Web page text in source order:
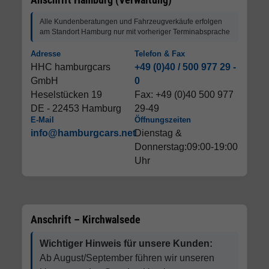
Alle Kundenberatungen und Fahrzeugverkäufe erfolgen
am Standort Hamburg nur mit vorheriger Terminabsprache
Adresse
HHC hamburgcars
GmbH
Heselstücken 19
DE - 22453 Hamburg
Telefon & Fax
+49 (0)40 / 500 977 29 -
0
Fax: +49 (0)40 500 977
29-49
E-Mail
info@hamburgcars.net
Öffnungszeiten
Dienstag &
Donnerstag:09:00-19:00
Uhr
Anschrift – Kirchwalsede
Wichtiger Hinweis für unsere Kunden:
Ab August/September führen wir unseren